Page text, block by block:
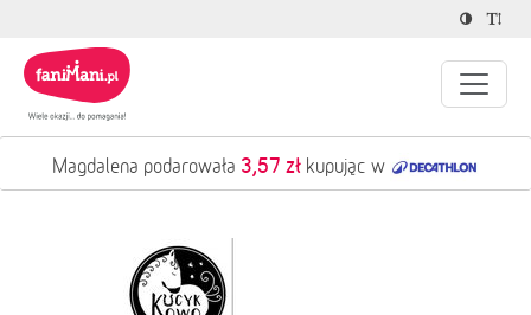
Magdalena podarowała 3,57 zł kupując w